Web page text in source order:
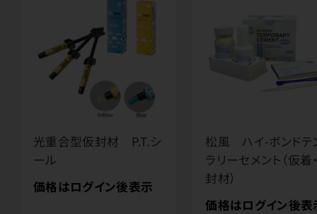
光重合型仮封材 P.T.シ
ール
価格はログイン後表示
松風 ハイ-ボンドテ
ラリーセメント（仮着
封材）
価格はログイン後表